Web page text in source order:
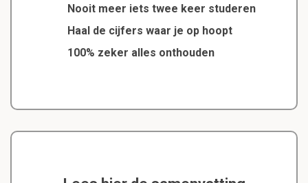
Nooit meer iets twee keer studeren
Haal de cijfers waar je op hoopt
100% zeker alles onthouden